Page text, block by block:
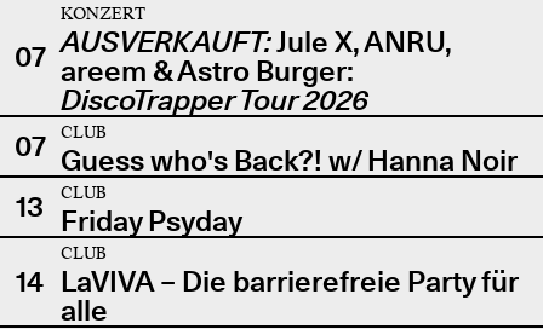
07
KONZERT
AUSVERKAUFT:Jule X, ANRU,
areem & Astro Burger:
DiscoTrapper Tour 2026
07
CLUB
Guess who's Back?! w/ Hanna Noir
13
CLUB
Friday Psyday
14
CLUB
LaVIVA – Die barrierefreie Party für
alle